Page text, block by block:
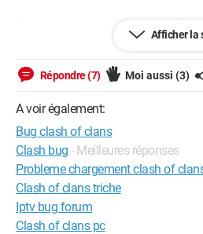
Si quels un a la solution ce serait
Afficher la
Répondre (7) Moi aussi (3)
A voir également:
Bug clash of clans
Clash bug - Meilleures réponses
Probleme chargement clash of
Clash of clans triche
Iptv bug forum
Clash of clans pc